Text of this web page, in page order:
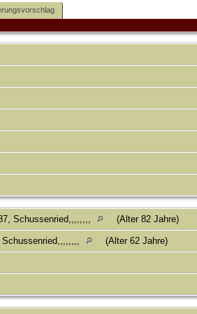
Schussenried,,,,,,,, (Alter 82 Jahre)
Schussenried,,,,,,,, (Alter 62 Jahre)